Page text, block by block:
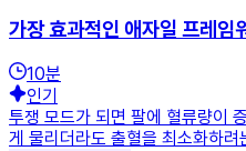
가장 효과적인 애자일 프레임
10분
인기
투쟁 모드가 되면 팔에 혈류량이
게 물리더라도 출혈을 최소화하